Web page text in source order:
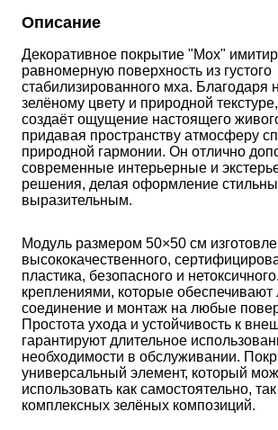
Описание
Декоративное покрытие "Мох"
равномерную поверхность из густого
стабилизированного мха. Благодаря
зелёному цвету и природной
создаёт ощущение настоящего
придавая пространству атмосферу
природной гармонии. Он отлично
современные интерьерные и
решения, делая оформление
выразительным.
Модуль размером 50×50 см
высококачественного,
пластика, безопасного и
креплениями, которые обеспечивают
соединение и монтаж на любые
Простота ухода и устойчивость к
гарантируют длительное
необходимости в обслуживании.
универсальный элемент, который
использовать как самостоятельно,
комплексных зелёных композиций.